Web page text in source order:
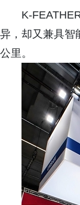
K-
异，却又兼具智
公里。